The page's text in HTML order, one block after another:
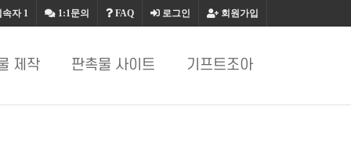
회원가입
로그인
FAQ
1:1문의
속자1
제작 판촉물 사이트 기프트조아